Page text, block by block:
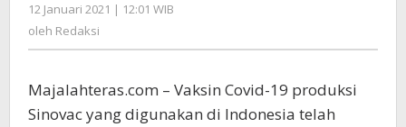
Para
Jadi
yang
12 Januari 2021 | 12:01 WIB
oleh Redaksi
Majalahteras.com – Vaksin Covid-19 produksi
Sinovac yang digunakan di Indonesia telah